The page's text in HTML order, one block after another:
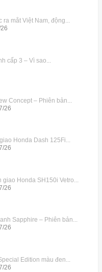
ra mắt Việt Nam, động...
cấp 3 – Vì sao...
Concept – Phiên bản...
26
Honda Dash 125Fi...
26
Honda SH150i Vetro...
26
Sapphire – Phiên bản...
26
Edition màu đen...
26